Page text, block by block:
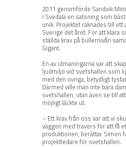
2011 genomförde Sandvik
i Svedala en satsning som
unik. Projektet räknades till ett
Sverige det året. För att klara
ställda krav på bullernivån
Gigant.
En av utmaningarna var att
ljudmiljö vid svetshallen som
med den övriga, betydligt
Därmed ville man inte bara
svetshallen, utan även se till
möjligt läckte ut.
– Ett krav från oss var att vi
väggen med travers för att få
produktionen, berättar Simon
projektledare för svetshallen.